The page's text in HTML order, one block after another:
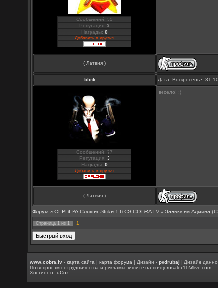
Сообщений: 53
Репутация: 2
Награды:0
Добавить в друзья
( Латвия )
blink___ Дата: Воскресенье,
Сообщений: 77
Репутация: 3
Награды:0
Добавить в друзья
весело! :)
( Латвия )
Форум » СЕРВЕРА Counter Strike 1.6 CS.COBRA.LV » Заявка на Aдмина
Страница 1 из 1 1
www.cobra.lv -карта сайта |карта форума | Дизайн -podrubaj | Дизайн
По вопросам сотрудничества и рекламы пишите на почтуrusalex11@live.com
Хостинг отuCoz